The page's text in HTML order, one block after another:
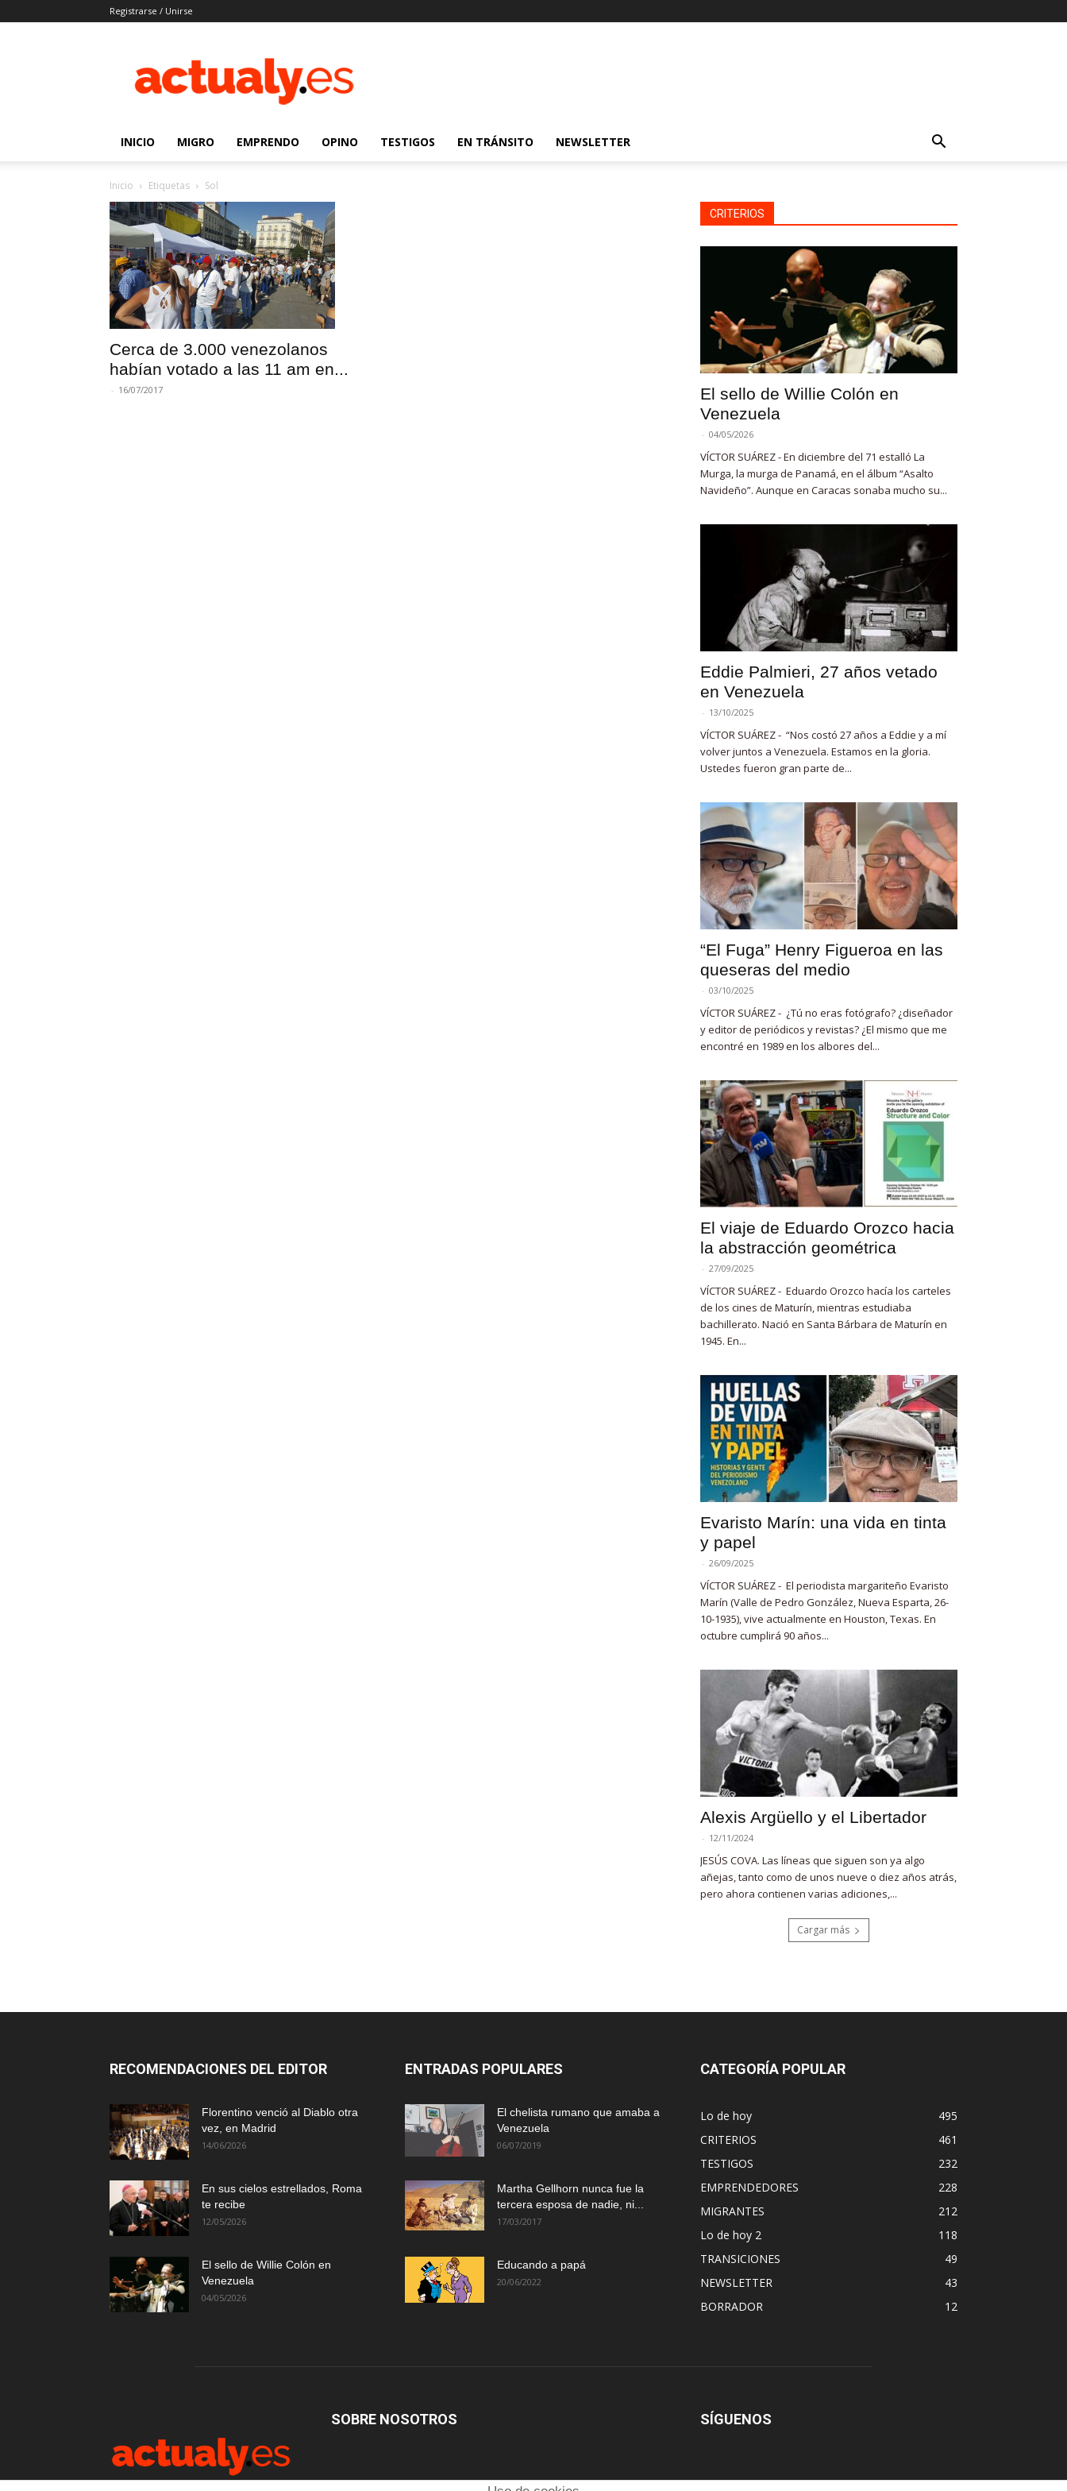
Registrarse / Unirse
|
Noticias
venezolanos
INICIO MIGRO EMPRENDO OPINO TESTIGOS EN TRÁNSITO NEWSLETTER
Inicio Etiquetas Sol
Cerca de 3.000 venezolanos
habían votado a las 11 am en...
- 16/07/2017
CRITERIOS
El sello de Willie Colón en
Venezuela
- 04/05/2026
VÍCTOR SUÁREZ - En diciembre del 71 estalló La
Murga, la murga de Panamá, en el álbum “Asalto
Navideño”. Aunque en Caracas sonaba mucho su...
Eddie Palmieri, 27 años vetado
en Venezuela
- 13/10/2025
VÍCTOR SUÁREZ - “Nos costó 27 años a Eddie y a mí
volver juntos a Venezuela. Estamos en la gloria.
Ustedes fueron gran parte de...
“El Fuga” Henry Figueroa en las
queseras del medio
- 03/10/2025
VÍCTOR SUÁREZ - ¿Tú no eras fotógrafo? ¿diseñador
y editor de periódicos y revistas? ¿El mismo que me
encontré en 1989 en los albores del...
El viaje de Eduardo Orozco hacia
la abstracción geométrica
- 27/09/2025
VÍCTOR SUÁREZ - Eduardo Orozco hacía los carteles
de los cines de Maturín, mientras estudiaba
bachillerato. Nació en Santa Bárbara de Maturín en
1945. En...
Evaristo Marín: una vida en tinta
y papel
- 26/09/2025
VÍCTOR SUÁREZ - El periodista margariteño Evaristo
Marín (Valle de Pedro González, Nueva Esparta, 26-
10-1935), vive actualmente en Houston, Texas. En
octubre cumplirá 90 años...
Alexis Argüello y el Libertador
- 12/11/2024
JESÚS COVA. Las líneas que siguen son ya algo
añejas, tanto como de unos nueve o diez años atrás,
pero ahora contienen varias adiciones,...
Cargar más
RECOMENDACIONES DEL EDITOR
Florentino venció al Diablo otra
vez, en Madrid
14/06/2026
En sus cielos estrellados, Roma
te recibe
12/05/2026
El sello de Willie Colón en
Venezuela
04/05/2026
ENTRADAS POPULARES
El chelista rumano que amaba a
Venezuela
06/07/2019
Martha Gellhorn nunca fue la
tercera esposa de nadie, ni...
17/03/2017
Educando a papá
20/06/2022
CATEGORÍA POPULAR
Lo de hoy
495
CRITERIOS
461
TESTIGOS
232
EMPRENDEDORES
228
MIGRANTES
212
Lo de hoy 2
118
TRANSICIONES
49
NEWSLETTER
43
BORRADOR
12
SOBRE NOSOTROS SÍGUENOS